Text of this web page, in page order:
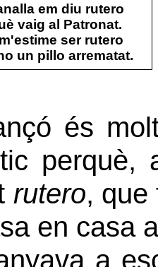
em diu rutero
vaig al Patronat.
ser rutero
un pillo arrematat.
és
rutero, que
en casa
a